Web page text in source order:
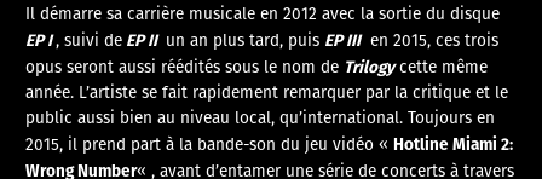
Il démarre sa carrière musicale en 2012 avec la sortie du disque
EP I, suivi de EP II un an plus tard, puis EP IIIen 2015, ces trois
opus seront aussi réédités sous le nom de Trilogycette même
année. L’artiste se fait rapidement remarquer par la critique et le
public aussi bien au niveau local, qu’international. Toujours en
2015, il prend part à la bande-son du jeu vidéo «Hotline Miami 2:
Wrong Number« , avant d’entamer une série de concerts à travers